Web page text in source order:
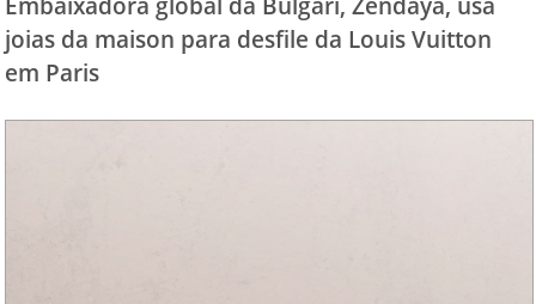
joias da maison para desfile da Louis Vuitton
em Paris